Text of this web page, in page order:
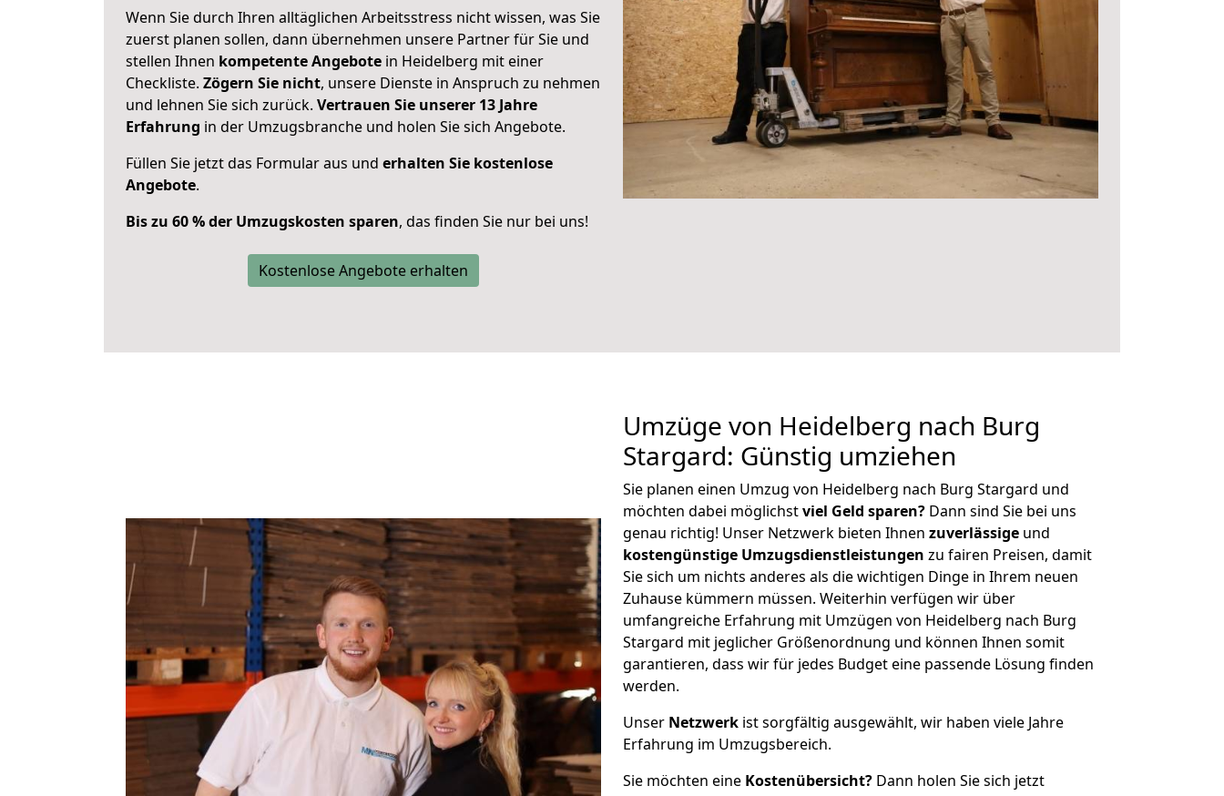
Wenn Sie durch Ihren alltäglichen Arbeitsstress nicht wissen, was Sie
zuerst planen sollen, dann übernehmen unsere Partner für Sie und
stellen Ihnen kompetente Angebote in Heidelberg mit einer
Checkliste. Zögern Sie nicht, unsere Dienste in Anspruch zu nehmen
und lehnen Sie sich zurück. Vertrauen Sie unserer 13 Jahre
Erfahrung in der Umzugsbranche und holen Sie sich Angebote.
Füllen Sie jetzt das Formular aus und erhalten Sie kostenlose
Angebote.
Bis zu 60 % der Umzugskosten sparen, das finden Sie nur bei uns!
Kostenlose Angebote erhalten
Umzüge von Heidelberg nach Burg
Stargard: Günstig umziehen
Sie planen einen Umzug von Heidelberg nach Burg Stargard und
möchten dabei möglichstviel Geld sparen? Dann sind Sie bei uns
genau richtig! Unser Netzwerk bieten Ihnen zuverlässige und
kostengünstige Umzugsdienstleistungen zu fairen Preisen, damit
Sie sich um nichts anderes als die wichtigen Dinge in Ihrem neuen
Zuhause kümmern müssen. Weiterhin verfügen wir über
umfangreiche Erfahrung mit Umzügen von Heidelberg nach Burg
Stargard mit jeglicher Größenordnung und können Ihnen somit
garantieren, dass wir für jedes Budget eine passende Lösung finden
werden.
Unser Netzwerk ist sorgfältig ausgewählt, wir haben viele Jahre
Erfahrung im Umzugsbereich.
Sie möchten eine Kostenübersicht? Dann holen Sie sich jetzt